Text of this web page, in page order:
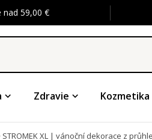
59,00 €
Zdravie Kozmetika
STROMEK XL | vánoční dekorace z